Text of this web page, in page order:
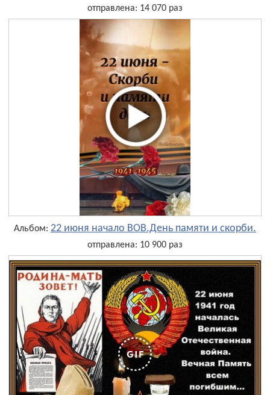
отправлена: 14 070 раз
Альбом: 22 июня начало ВОВ.День памяти и скорби.
отправлена: 10 900 раз